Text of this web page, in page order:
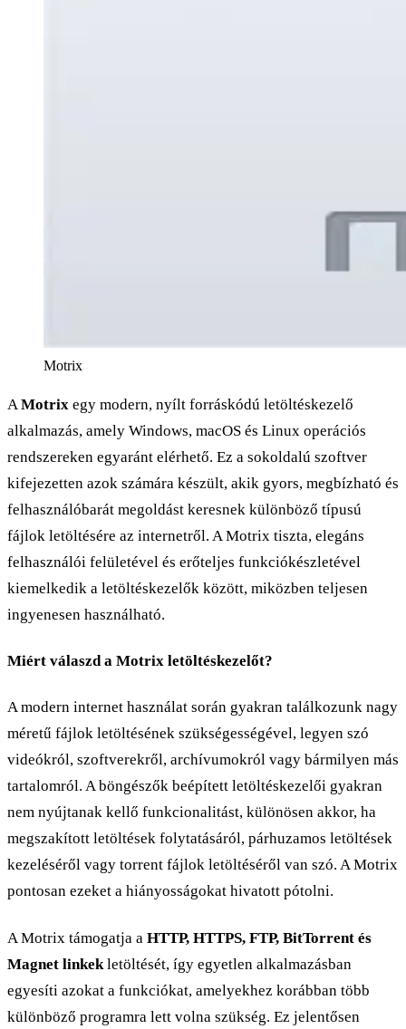
Motrix
AMotrix egy modern, nyílt forráskódú letöltéskezelő
alkalmazás, amely Windows, macOS és Linux operációs
rendszereken egyaránt elérhető. Ez a sokoldalú szoftver
kifejezetten azok számára készült, akik gyors, megbízható és
felhasználóbarát megoldást keresnek különböző típusú
fájlok letöltésére az internetről. A Motrix tiszta, elegáns
felhasználói felületével és erőteljes funkciókészletével
kiemelkedik a letöltéskezelők között, miközben teljesen
ingyenesen használható.
Miért válaszd a Motrix letöltéskezelőt?
A modern internet használat során gyakran találkozunk nagy
méretű fájlok letöltésének szükségességével, legyen szó
videókról, szoftverekről, archívumokról vagy bármilyen más
tartalomról. A böngészők beépített letöltéskezelői gyakran
nem nyújtanak kellő funkcionalitást, különösen akkor, ha
megszakított letöltések folytatásáról, párhuzamos letöltések
kezeléséről vagy torrent fájlok letöltéséről van szó. A Motrix
pontosan ezeket a hiányosságokat hivatott pótolni.
A Motrix támogatja a HTTP, HTTPS, FTP, BitTorrent és
Magnet linkek letöltését, így egyetlen alkalmazásban
egyesíti azokat a funkciókat, amelyekhez korábban több
különböző programra lett volna szükség. Ez jelentősen